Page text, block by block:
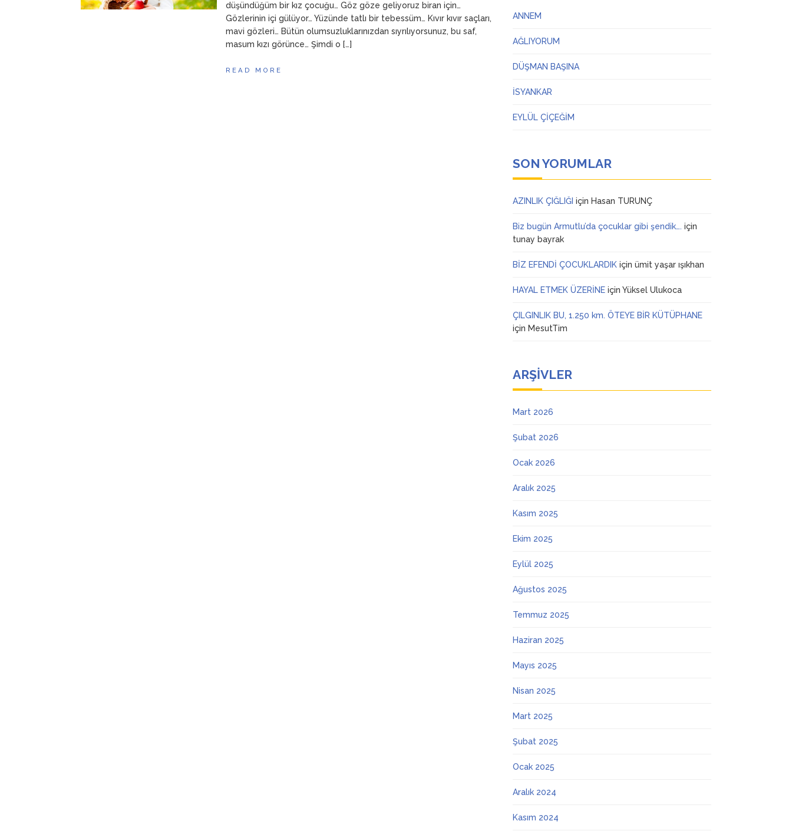
düşündüğüm bir kız çocuğu… Göz göze geliyoruz biran için…
Gözlerinin içi gülüyor… Yüzünde tatlı bir tebessüm… Kıvır kıvır saçları,
mavi gözleri… Bütün olumsuzluklarınızdan sıyrılıyorsunuz, bu saf,
masum kızı görünce… Şimdi o […]
READ MORE
ANNEM
AĞLIYORUM
DÜŞMAN BAŞINA
İSYANKAR
EYLÜL ÇİÇEĞİM
SON YORUMLAR
AZINLIK ÇIĞLIĞI için Hasan TURUNÇ
Biz bugün Armutlu’da çocuklar gibi şendik…. için
tunay bayrak
BİZ EFENDİ ÇOCUKLARDIK içinümit yaşar ışıkhan
HAYAL ETMEK ÜZERİNE içinYüksel Ulukoca
ÇILGINLIK BU, 1.250 km. ÖTEYE BİR KÜTÜPHANE
için MesutTim
ARŞIVLER
Mart 2026
Şubat 2026
Ocak 2026
Aralık 2025
Kasım 2025
Ekim 2025
Eylül 2025
Ağustos 2025
Temmuz 2025
Haziran 2025
Mayıs 2025
Nisan 2025
Mart 2025
Şubat 2025
Ocak 2025
Aralık 2024
Kasım 2024